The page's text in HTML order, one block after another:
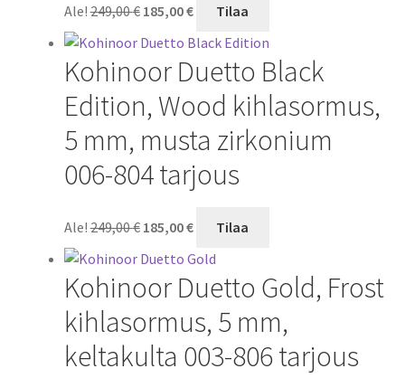
Ale!249,00€
hinta
oli:
249,00 €.
185,00€
on:
185,00 €.
Tilaa
Kohinoor Duetto Black
Edition, Wood kihlasormus,
5 mm, musta zirkonium
006-804 tarjous
Ale!249,00€
hinta
oli:
249,00 €.
185,00€
on:
185,00 €.
Tilaa
Kohinoor Duetto Gold, Frost
kihlasormus, 5 mm,
keltakulta 003-806 tarjous